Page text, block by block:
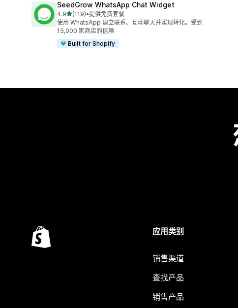
SeedGrow WhatsApp Chat Widget
4.9星（满分 5 星）
(119)
总共 119 条评论
•提供免费套餐
使用 WhatsApp 建立联系、互动聊天并实现转化。受到
15,000 家商店的信赖
Built for Shopify
应用类别
销售渠道
查找产品
销售产品